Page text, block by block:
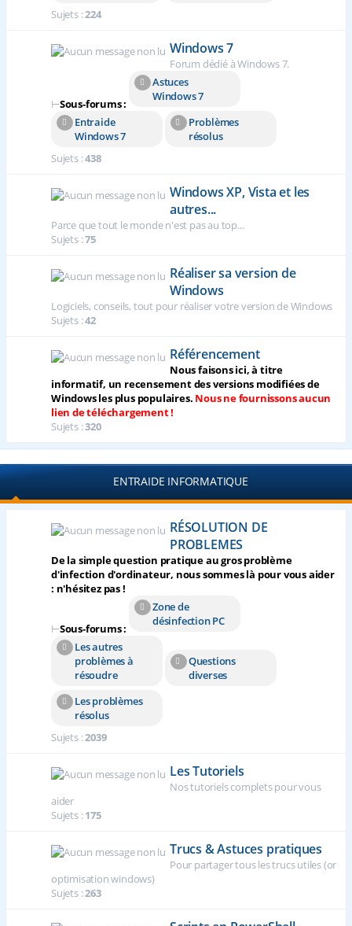
Sujets :224
Windows 7
Forum dédié à Windows 7.
⊢Sous-forums :
Astuces
Windows 7
Entraide
Windows 7
Problèmes
résolus
Sujets :438
Windows XP, Vista et les
autres...
Parce que tout le monde n'est pas au top...
Sujets :75
Réaliser sa version de
Windows
Logiciels, conseils, tout pour réaliser votre version de Windows
Sujets :42
Référencement
Nous faisons ici, à titre
informatif, un recensement des versions modifiées de
Windows les plus populaires. Nous ne fournissons aucun
lien de téléchargement !
Sujets :320
ENTRAIDE INFORMATIQUE
RÉSOLUTION DE
PROBLEMES
De la simple question pratique au gros problème
d'infection d'ordinateur, nous sommes là pour vous aider
: n'hésitez pas !
⊢Sous-forums :
Zone de
désinfection PC
Les autres
problèmes à
résoudre
Questions
diverses
Les problèmes
résolus
Sujets :2039
Les Tutoriels
Nos tutoriels complets pour vous
aider
Sujets :175
Trucs & Astuces pratiques
Pour partager tous les trucs utiles (or
optimisation windows)
Sujets :263